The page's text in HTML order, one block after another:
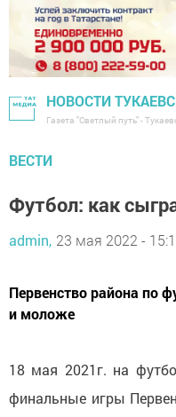
НОВОСТИ
Газета "Светлый путь" -
ВЕСТИ
Футбол: как
admin, 23 мая 2022 -
Первенство района по
и моложе
18 мая 2021г. на
финальные игры